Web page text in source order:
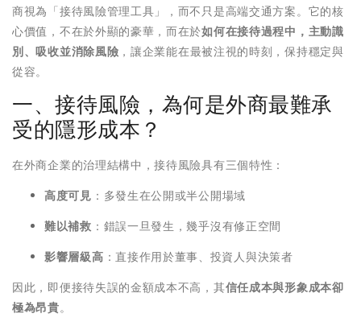
商視為「接待風險管理工具」，而不只是高端交通方案。它的核
心價值，不在於外顯的豪華，而在於如何在接待過程中，主動識
別、吸收並消除風險 ，讓企業能在最被注視的時刻，保持穩定與
從容。
一、接待風險，為何是外商最難承
受的隱形成本？
在外商企業的治理結構中，接待風險具有三個特性：
高度可見 ：多發生在公開或半公開場域
難以補救 ：錯誤一旦發生，幾乎沒有修正空間
影響層級高 ：直接作用於董事、投資人與決策者
因此，即便接待失誤的金額成本不高，其信任成本與形象成本卻
極為昂貴。